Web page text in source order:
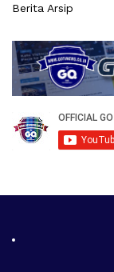
Berita Arsip